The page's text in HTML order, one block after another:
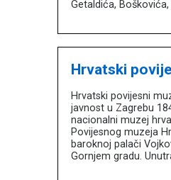
Getaldića,
Hrvatski
Hrvatski povijesni
javnost u Zagrebu
nacionalni muzej
Povijesnog muzeja
baroknoj palači
Gornjem gradu.